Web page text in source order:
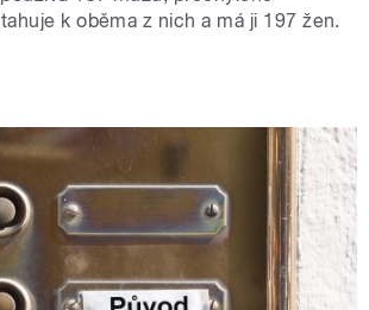
k oběma z nich a má ji 197 žen.